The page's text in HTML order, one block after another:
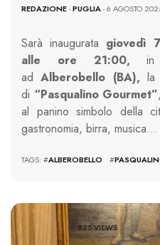
REDAZIONE-PUGLIA- 6 AGOSTO
Sarà inaugurata giovedì
alle ore 21:00, in
adAlberobello (BA), la
di “Pasqualino Gourmet”
al panino simbolo della
gastronomia, birra, musica…
TAGS: #ALBEROBELLO #
825 VIEWS